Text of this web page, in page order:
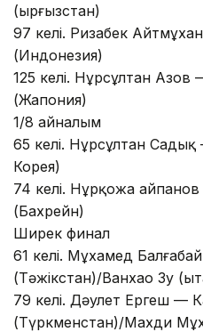
(Қырғызстан)
97 келі. Ризабек
(Индонезия)
125 келі. Нұрсұлтан
(Жапония)
1/8 айналым
65 келі. Нұрсұлтан
Корея)
74 келі. Нұрқожа
(Бахрейн)
Ширек финал
61 келі. Мұхамед
(Тәжікстан)/Ванхао Зу
79 келі. Дәулет Ергеш —
(Түркменстан)/Махди